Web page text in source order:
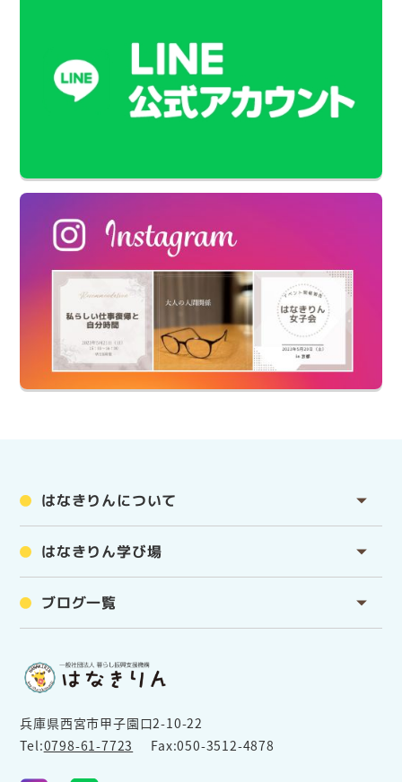
はなきりんについて
はなきりん学び場
ブログ一覧
兵庫県西宮市甲子園口2-10-22
Tel:0798-61-7723 Fax:050-3512-4878